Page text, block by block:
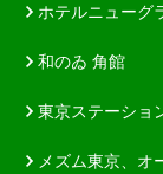
ホテルニューグ
和のゐ 角館
東京ステーショ
メズム東京、オ